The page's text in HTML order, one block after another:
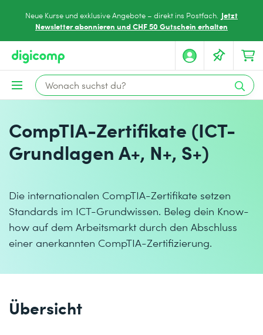
Neue Kurse und exklusive Angebote – direkt ins Postfach. Jetzt
Newsletter abonnieren und CHF 50 Gutschein erhalten
CompTIA-Zertifikate (ICT-
Grundlagen A+, N+, S+)
Die internationalen CompTIA-Zertifikate setzen
Standards im ICT-Grundwissen. Beleg dein Know-
how auf dem Arbeitsmarkt durch den Abschluss
einer anerkannten CompTIA-Zertifizierung.
Übersicht